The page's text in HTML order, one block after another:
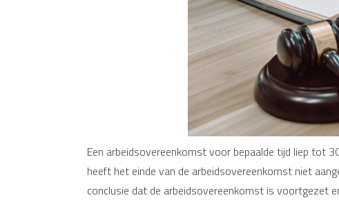
Een arbeidsovereenkomst voor bepaalde tijd liep tot
heeft het einde van de arbeidsovereenkomst niet
conclusie dat de arbeidsovereenkomst is voortgezet